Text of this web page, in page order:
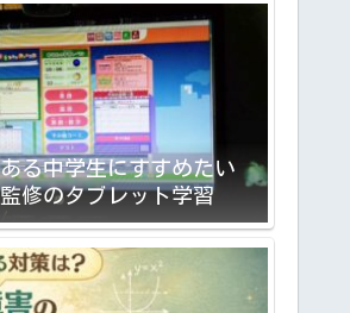
る中学生にすすめたい
修のタブレット学習